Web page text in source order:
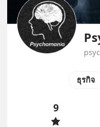
ธุรกิจ
9